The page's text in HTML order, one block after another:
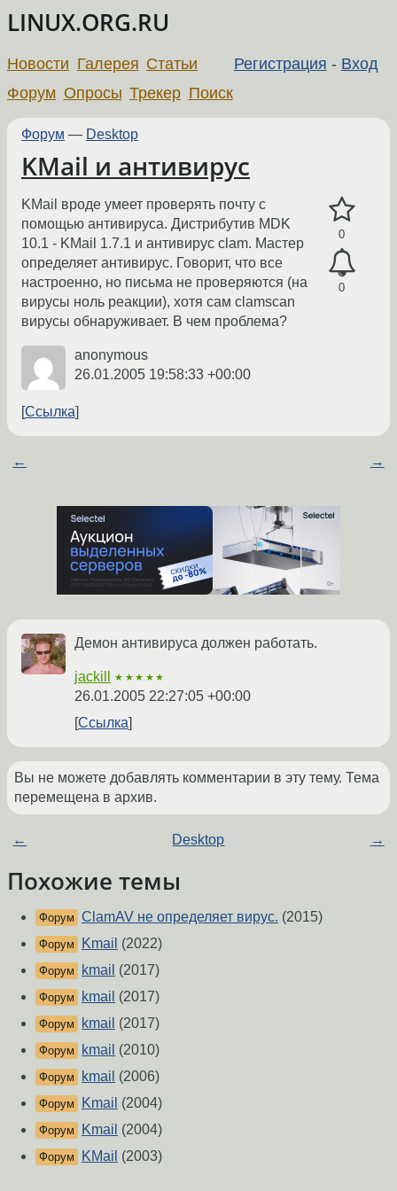
LINUX.ORG.RU
Регистрация - Вход
Новости Галерея Статьи
Форум Опросы Трекер Поиск
Форум — Desktop
KMail и антивирус
0
0
KMail вроде умеет проверять почту с
помощью антивируса. Дистрибутив MDK
10.1 - KMail 1.7.1 и антивирус clam. Мастер
определяет антивирус. Говорит, что все
настроенно, но письма не проверяются (на
вирусы ноль реакции), хотя сам clamscan
вирусы обнаруживает. В чем проблема?
anonymous
26.01.2005 19:58:33 +00:00
Ссылка
← →
Демон антивируса должен работать.
jackill ★★★★★
26.01.2005 22:27:05 +00:00
Ссылка
Вы не можете добавлять комментарии в эту тему. Тема
перемещена в архив.
← Desktop →
Похожие темы
Форум ClamAV не определяет вирус. (2015)
Форум Kmail (2022)
Форум kmail (2017)
Форум kmail (2017)
Форум kmail (2017)
Форум kmail (2010)
Форум kmail (2006)
Форум Kmail (2004)
Форум Kmail (2004)
Форум KMail (2003)